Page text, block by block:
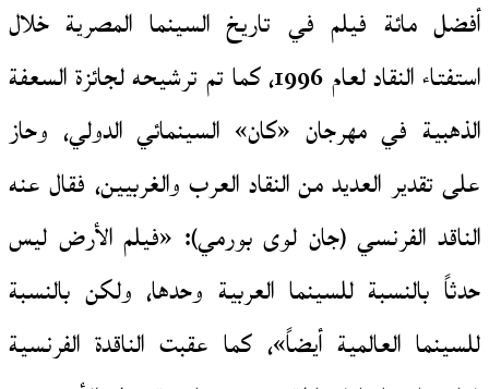
أفضل مائة فيلم في تاريخ السينما المصرية خلال
استفتاء النقاد لعام 1996، كما تم ترشيحه لجائزة السعفة
الذهبية في مهرجان «كان» السينمائي الدولي، وحاز
على تقدير العديد من النقاد العرب والغربيين، فقال عنه
الناقد الفرنسي (جان لوى بورمي): «فيلم الأرض ليس
حدثاً بالنسبة للسينما العربية وحدها، ولكن بالنسبة
للسينما العالمية أيضاً»، كما عقبت الناقدة الفرنسية